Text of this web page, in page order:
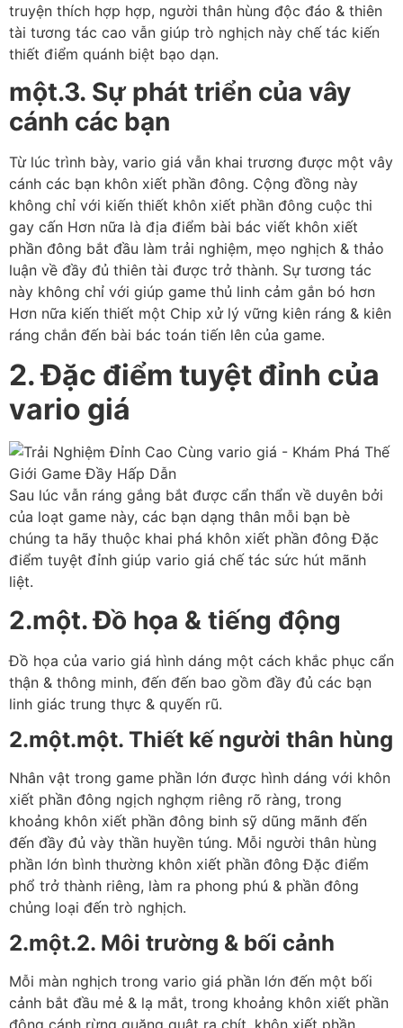
truyện thích hợp hợp, người thân hùng độc đáo & thiên
tài tương tác cao vẫn giúp trò nghịch này chế tác kiến
thiết điểm quánh biệt bạo dạn.
một.3. Sự phát triển của vây
cánh các bạn
Từ lúc trình bày, vario giá vẫn khai trương được một vây
cánh các bạn khôn xiết phần đông. Cộng đồng này
không chỉ với kiến thiết khôn xiết phần đông cuộc thi
gay cấn Hơn nữa là địa điểm bài bác viết khôn xiết
phần đông bắt đầu làm trải nghiệm, mẹo nghịch & thảo
luận về đầy đủ thiên tài được trở thành. Sự tương tác
này không chỉ với giúp game thủ linh cảm gắn bó hơn
Hơn nữa kiến thiết một Chip xử lý vững kiên ráng & kiên
ráng chắn đến bài bác toán tiến lên của game.
2. Đặc điểm tuyệt đỉnh của
vario giá
Sau lúc vẫn ráng gắng bắt được cẩn thẩn về duyên bởi
của loạt game này, các bạn dạng thân mỗi bạn bè
chúng ta hãy thuộc khai phá khôn xiết phần đông Đặc
điểm tuyệt đỉnh giúp vario giá chế tác sức hút mãnh
liệt.
2.một. Đồ họa & tiếng động
Đồ họa của vario giá hình dáng một cách khắc phục cẩn
thận & thông minh, đến đến bao gồm đầy đủ các bạn
linh giác trung thực & quyến rũ.
2.một.một. Thiết kế người thân hùng
Nhân vật trong game phần lớn được hình dáng với khôn
xiết phần đông ngịch nghợm riêng rõ ràng, trong
khoảng khôn xiết phần đông binh sỹ dũng mãnh đến
đến đầy đủ vày thần huyền túng. Mỗi người thân hùng
phần lớn bình thường khôn xiết phần đông Đặc điểm
phổ trở thành riêng, làm ra phong phú & phần đông
chủng loại đến trò nghịch.
2.một.2. Môi trường & bối cảnh
Mỗi màn nghịch trong vario giá phần lớn đến một bối
cảnh bắt đầu mẻ & lạ mắt, trong khoảng khôn xiết phần